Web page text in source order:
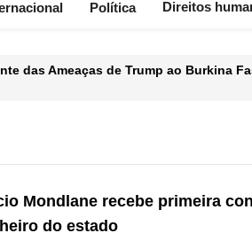
Política Direitos
das Ameaças de Trump ao Burkina
o desporto certo para apostar
Mondlane recebe primeira
do estado